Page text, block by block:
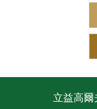
立益高爾